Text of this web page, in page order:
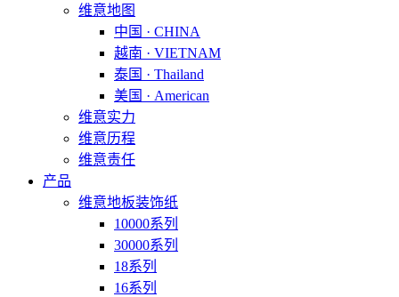
维意地图
中国 · CHINA
越南 · VIETNAM
泰国 · Thailand
美国 · American
维意实力
维意历程
维意责任
产品
维意地板装饰纸
10000系列
30000系列
18系列
16系列